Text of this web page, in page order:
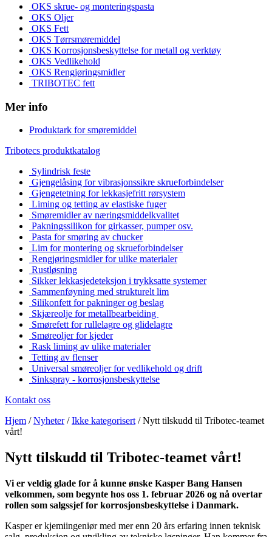
OKS skrue- og monteringspasta
OKS Oljer
OKS Fett
OKS Tørrsmøremiddel
OKS Korrosjonsbeskyttelse for metall og verktøy
OKS Vedlikehold
OKS Rengjøringsmidler
TRIBOTEC fett
Mer info
Produktark for smøremiddel
Tribotecs produktkatalog
Sylindrisk feste
Gjengelåsing for vibrasjonssikre skrueforbindelser
Gjengetetning for lekkasjefritt rørsystem
Liming og tetting av elastiske fuger
Smøremidler av næringsmiddelkvalitet
Pakningssilikon for girkasser, pumper osv.
Pasta for smøring av chucker
Lim for montering og skrueforbindelser
Rengjøringsmidler for ulike materialer
Rustløsning
Sikker lekkasjedeteksjon i trykksatte systemer
Sammenføyning med strukturelt lim
Silikonfett for pakninger og beslag
Skjæreolje for metallbearbeiding
Smørefett for rullelagre og glidelagre
Smøreoljer for kjeder
Rask liming av ulike materialer
Tetting av flenser
Universal smøreoljer for vedlikehold og drift
Sinkspray - korrosjonsbeskyttelse
Kontakt oss
Hjem /Nyheter/Ikke kategorisert /Nytt tilskudd til Tribotec-teamet
vårt!
Nytt tilskudd til Tribotec-teamet vårt!
Vi er veldig glade for å kunne ønske Kasper Bang Hansen
velkommen, som begynte hos oss 1. februar 2026 og nå overtar
rollen som salgssjef for korrosjonsbeskyttelse i Danmark.
Kasper er kjemiingeniør med mer enn 20 års erfaring innen teknisk